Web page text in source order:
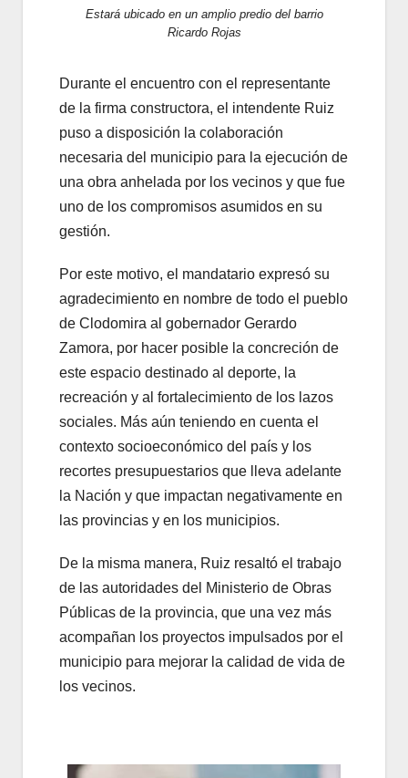
Estará ubicado en un amplio predio del barrio
Ricardo Rojas
Durante el encuentro con el representante
de la firma constructora, el intendente Ruiz
puso a disposición la colaboración
necesaria del municipio para la ejecución de
una obra anhelada por los vecinos y que fue
uno de los compromisos asumidos en su
gestión.
Por este motivo, el mandatario expresó su
agradecimiento en nombre de todo el pueblo
de Clodomira al gobernador Gerardo
Zamora, por hacer posible la concreción de
este espacio destinado al deporte, la
recreación y al fortalecimiento de los lazos
sociales. Más aún teniendo en cuenta el
contexto socioeconómico del país y los
recortes presupuestarios que lleva adelante
la Nación y que impactan negativamente en
las provincias y en los municipios.
De la misma manera, Ruiz resaltó el trabajo
de las autoridades del Ministerio de Obras
Públicas de la provincia, que una vez más
acompañan los proyectos impulsados por el
municipio para mejorar la calidad de vida de
los vecinos.